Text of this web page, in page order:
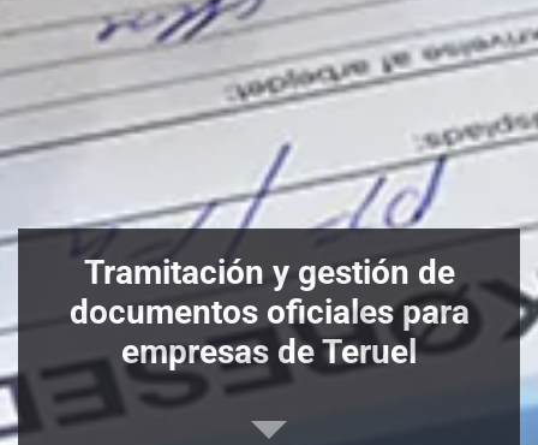
Tramitación y gestión de
documentos oficiales para
empresas de Teruel